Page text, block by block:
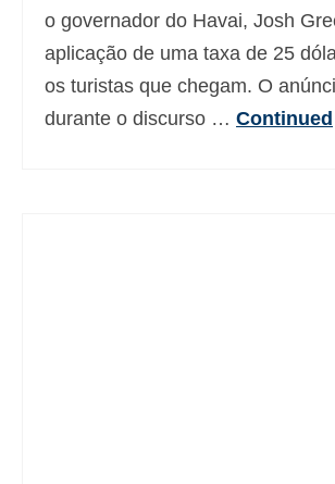
o governador do Havai, Josh
aplicação de uma taxa de 25
os turistas que chegam. O
durante o discurso … Continued